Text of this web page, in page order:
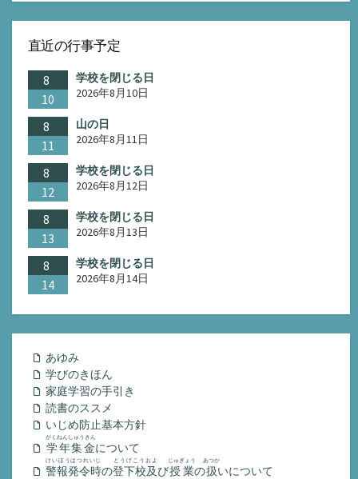
直近の行事予定
8
10
学校を閉じる日
2026年8月10日
8
11
山の日
2026年8月11日
8
12
学校を閉じる日
2026年8月12日
8
13
学校を閉じる日
2026年8月13日
8
14
学校を閉じる日
2026年8月14日
あゆみ
学びのきほん
家庭学習の手引き
読書のススメ
いじめ防止基本方針
学年集金
がくねんしゅうきん
について
警報発令時
けいほうはつれいじ
の登下校及
とうげこうおよ
び授業
じゅぎょう
の扱
あつか
いについて